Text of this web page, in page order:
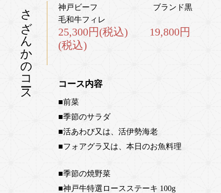
さざんかのコース
神戸ビーフ ブランド黒
毛和牛フィレ
25,300円(税込) 19,800 円
(税込)
コース内容
■前菜
■季節のサラダ
■活あわび又は、活伊勢海老
■フォアグラ又は、本日のお魚料理
■季節の焼野菜
■神戸牛特選ロースステーキ 100g